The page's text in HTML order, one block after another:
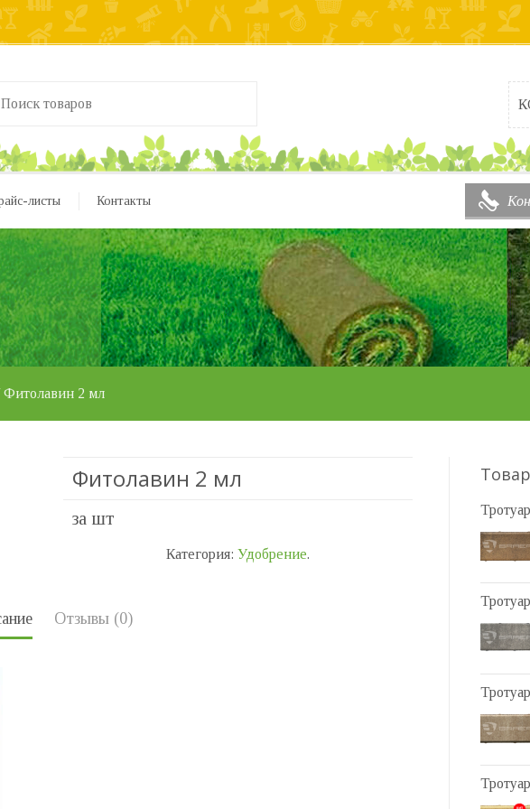
листы Контакты
2 мл
Фитолавин 2 мл
за шт
Категория: Удобрение.
Отзывы (0)